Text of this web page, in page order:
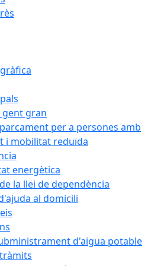
gent gran
per a persones amb
i mobilitat reduïda
energètica
la llei de dependència
al domicili
d'aigua potable